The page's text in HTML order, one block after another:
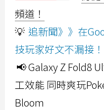
頻道！
💡 追新聞》》在
技玩家好文不漏接！
📢 Galaxy Z Fold8
工效能 同時爽玩
Bloom